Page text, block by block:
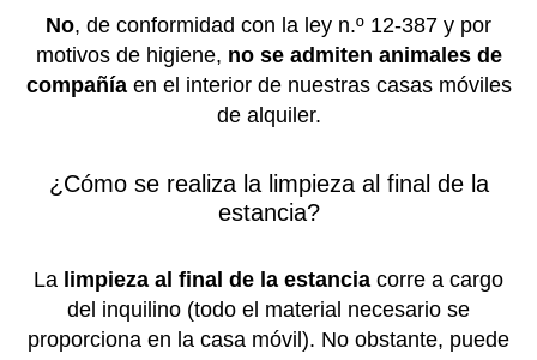
No, de conformidad con la ley n.º 12-387 y por
motivos de higiene, no se admiten animales de
compañíaen el interior de nuestras casas móviles
de alquiler.
¿Cómo se realiza la limpieza al final de la
estancia?
La limpieza al final de la estancia corre a cargo
del inquilino (todo el material necesario se
proporciona en la casa móvil). No obstante, puede